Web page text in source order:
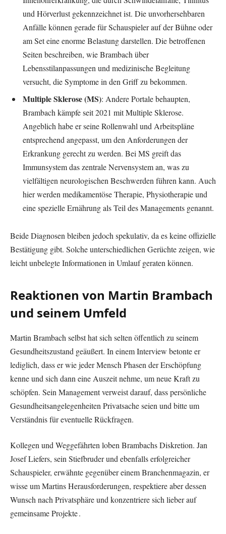
und Hörverlust gekennzeichnet ist. Die unvorhersehbaren
Anfälle können gerade für Schauspieler auf der Bühne oder
am Set eine enorme Belastung darstellen. Die betroffenen
Seiten beschreiben, wie Brambach über
Lebensstilanpassungen und medizinische Begleitung
versucht, die Symptome in den Griff zu bekommen.
Multiple Sklerose (MS): Andere Portale behaupten,
Brambach kämpfe seit 2021 mit Multiple Sklerose.
Angeblich habe er seine Rollenwahl und Arbeitspläne
entsprechend angepasst, um den Anforderungen der
Erkrankung gerecht zu werden. Bei MS greift das
Immunsystem das zentrale Nervensystem an, was zu
vielfältigen neurologischen Beschwerden führen kann. Auch
hier werden medikamentöse Therapie, Physiotherapie und
eine spezielle Ernährung als Teil des Managements genannt.
Beide Diagnosen bleiben jedoch spekulativ, da es keine offizielle
Bestätigung gibt. Solche unterschiedlichen Gerüchte zeigen, wie
leicht unbelegte Informationen in Umlauf geraten können.
Reaktionen von Martin Brambach
und seinem Umfeld
Martin Brambach selbst hat sich selten öffentlich zu seinem
Gesundheitszustand geäußert. In einem Interview betonte er
lediglich, dass er wie jeder Mensch Phasen der Erschöpfung
kenne und sich dann eine Auszeit nehme, um neue Kraft zu
schöpfen. Sein Management verweist darauf, dass persönliche
Gesundheitsangelegenheiten Privatsache seien und bitte um
Verständnis für eventuelle Rückfragen.
Kollegen und Weggefährten loben Brambachs Diskretion. Jan
Josef Liefers, sein Stiefbruder und ebenfalls erfolgreicher
Schauspieler, erwähnte gegenüber einem Branchenmagazin, er
wisse um Martins Herausforderungen, respektiere aber dessen
Wunsch nach Privatsphäre und konzentriere sich lieber auf
gemeinsame Projekte .